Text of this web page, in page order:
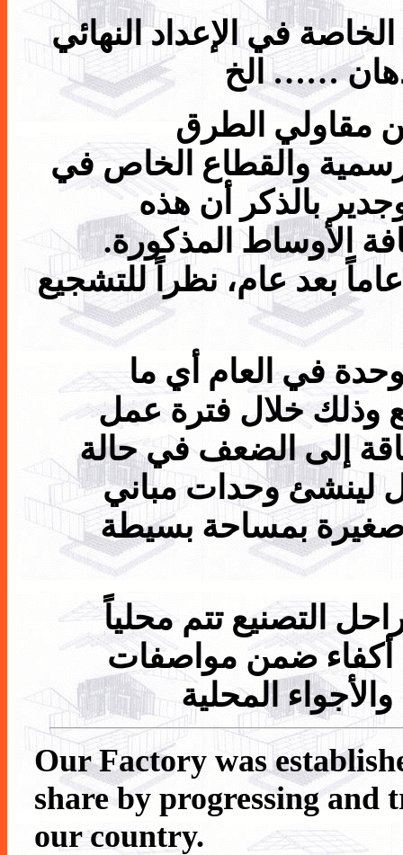
في الإعداد النهائي
…… الخ
مقاولي الطرق
والقطاع الخاص في
بالذكر أن هذه
الأوساط المذكورة.
بعد عام، نظراً للتشجيع
طاقة المصنع الإنتاجية 1500 وحدة في العام أي ما
وذلك خلال فترة عمل
إلى الضعف في حالة
لينشئ وحدات مباني
بمساحة بسيطة
التصنيع تتم محلياً
أكفاء ضمن مواصفات
المحلية
Our Factory was
share by progressing
our country.